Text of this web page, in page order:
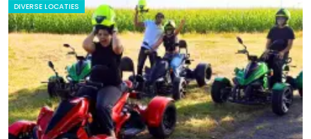
DIVERSE LOCATIES